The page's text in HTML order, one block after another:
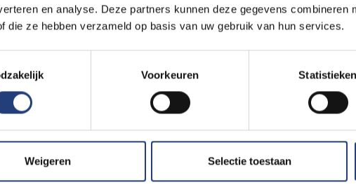
en analyse. Deze partners kunnen deze gegevens combineren
die ze hebben verzameld op basis van uw gebruik van hun services.
Voorkeuren Statistieken
Weigeren Selectie toestaan
The full URL of the page where you encountered the error.
E.g. https://www.vub.be/nl/studeren-aan-de-vub/alle-opleidingen